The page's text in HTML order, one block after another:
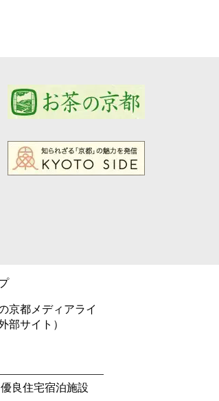
京都メディアライ
部サイト）
良住宅宿泊施設